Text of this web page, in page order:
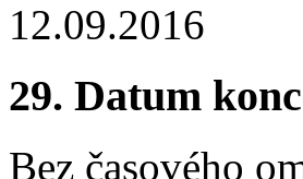
12.09.2016
29. Datum
Bez časového